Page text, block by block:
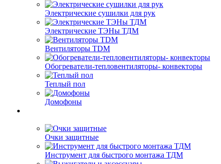
Электрические сушилки для рук
Электрические ТЭНы ТДМ
Вентиляторы TDM
Обогреватели-тепловентиляторы- конвекторы
Теплый пол
Домофоны
Очки защитные
Инструмент для быстрого монтажа ТДМ